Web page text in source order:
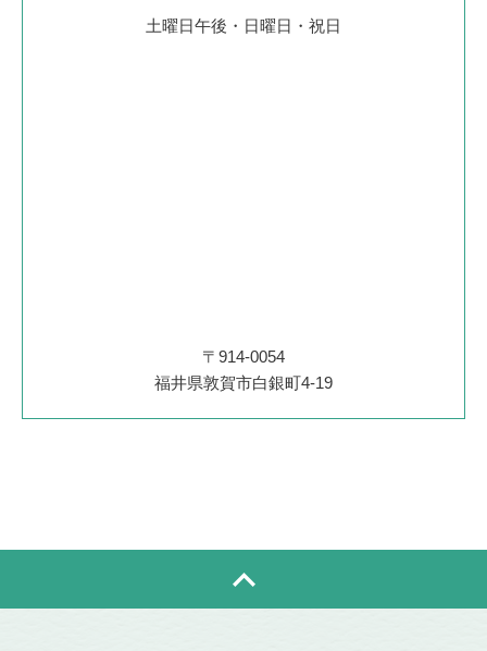
土曜日午後・日曜日・祝日
〒914-0054
福井県敦賀市白銀町4-19